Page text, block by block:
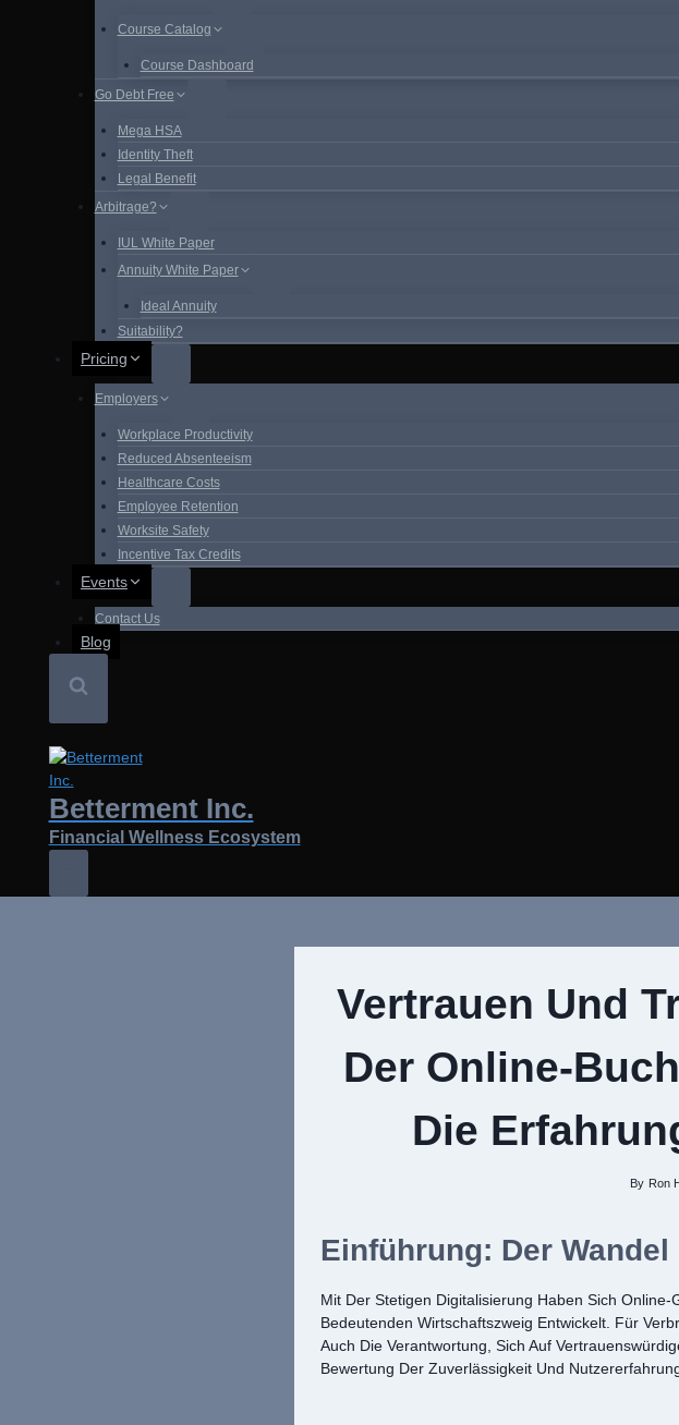
Course Catalog
Course Dashboard
Go Debt Free
Mega HSA
Identity Theft
Legal Benefit
Arbitrage?
IUL White Paper
Annuity White Paper
Ideal Annuity
Suitability?
Pricing
Employers
Workplace Productivity
Reduced Absenteeism
Healthcare Costs
Employee Retention
Worksite Safety
Incentive Tax Credits
Events
Contact Us
Blog
Betterment Inc.
Financial Wellness Ecosystem
Vertrauen Und
Der Online-
Die
By Ron
Einführung: Der
Mit Der Stetigen Digitalisierung Haben Sich
Bedeutenden Wirtschaftszweig Entwickelt. Für
Auch Die Verantwortung, Sich Auf
Bewertung Der Zuverlässigkeit Und